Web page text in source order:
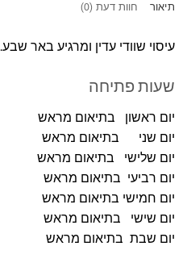
תיאור חוות דעת (0)
עיסוי שוודי עדין ומרגיע באר
שעות פתיחה
יום ראשון בתיאום מראש
יום שני בתיאום מראש
יום שלישי בתיאום מראש
יום רביעי בתיאום מראש
יום חמישי בתיאום מראש
יום שישי בתיאום מראש
יום שבת בתיאום מראש